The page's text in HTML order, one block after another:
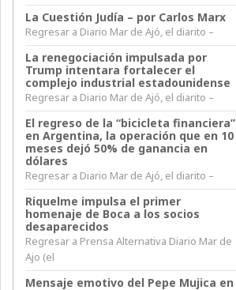
La Cuestión Judía – por Carlos Marx
Regresar a Diario Mar de Ajó, el diarito –
La renegociación impulsada por
Trump intentara fortalecer el
complejo industrial estadounidense
Regresar a Diario Mar de Ajó, el diarito –
El regreso de la “bicicleta financiera”
en Argentina, la operación que en 10
meses dejó 50% de ganancia en
dólares
Regresar a Diario Mar de Ajó, el diarito –
Riquelme impulsa el primer
homenaje de Boca a los socios
desaparecidos
Regresar a Prensa Alternativa Diario Mar de
Ajo (el
Mensaje emotivo del Pepe Mujica en